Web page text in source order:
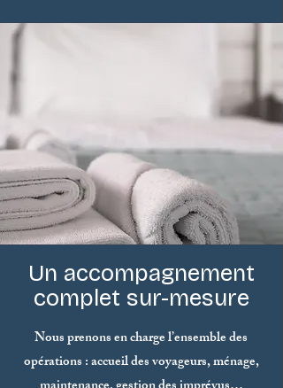
Un accompagnement
complet sur-mesure
Nous prenons en charge l’ensemble des
opérations : accueil des voyageurs, ménage,